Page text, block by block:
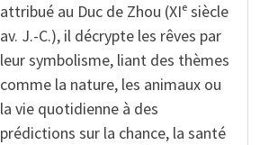
attribué au Duc de Zhou (XIᵉ siècle
av. J.-C.), il décrypte les rêves par
leur symbolisme, liant des thèmes
comme la nature, les animaux ou
la vie quotidienne à des
prédictions sur la chance, la santé